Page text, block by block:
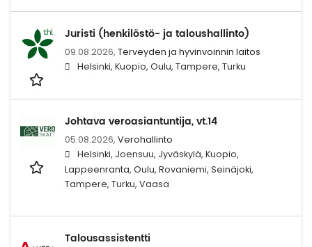
Juristi (henkilöstö- ja taloushallinto)
09.08.2026, Terveyden ja hyvinvoinnin laitos
Helsinki, Kuopio, Oulu, Tampere, Turku
Johtava veroasiantuntija, vt.14
05.08.2026, Verohallinto
Helsinki, Joensuu, Jyväskylä, Kuopio,
Lappeenranta, Oulu, Rovaniemi, Seinäjoki,
Tampere, Turku, Vaasa
Talousassistentti